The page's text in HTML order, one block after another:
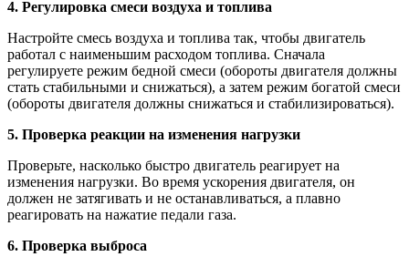
4. Регулировка смеси воздуха и топлива
Настройте смесь воздуха и топлива так, чтобы двигатель
работал с наименьшим расходом топлива. Сначала
регулируете режим бедной смеси (обороты двигателя должны
стать стабильными и снижаться), а затем режим богатой смеси
(обороты двигателя должны снижаться и стабилизироваться).
5. Проверка реакции на изменения нагрузки
Проверьте, насколько быстро двигатель реагирует на
изменения нагрузки. Во время ускорения двигателя, он
должен не затягивать и не останавливаться, а плавно
реагировать на нажатие педали газа.
6. Проверка выброса